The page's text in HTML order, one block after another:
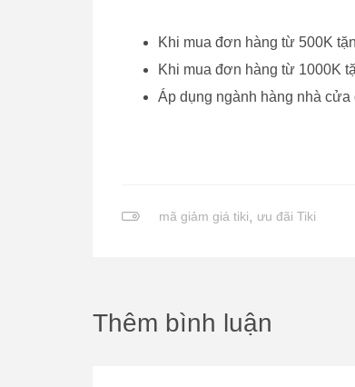
Khi mua đơn hàng từ 500K
Khi mua đơn hàng từ 1000K
Áp dụng ngành hàng nhà
mã giảm giá tiki, ưu đãi Tiki
Thêm bình luận